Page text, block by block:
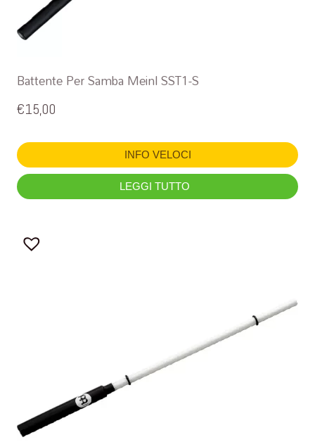
Battente Per Samba Meinl SST1-S
€15,00
INFO VELOCI
LEGGI TUTTO